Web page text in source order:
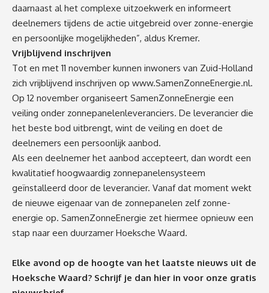
daarnaast al het complexe uitzoekwerk en informeert
deelnemers tijdens de actie uitgebreid over zonne-energie
en persoonlijke mogelijkheden”, aldus Kremer.
Vrijblijvend inschrijven
Tot en met 11 november kunnen inwoners van Zuid-Holland
zich vrijblijvend inschrijven op www.SamenZonneEnergie.nl.
Op 12 november organiseert SamenZonneEnergie een
veiling onder zonnepanelenleveranciers. De leverancier die
het beste bod uitbrengt, wint de veiling en doet de
deelnemers een persoonlijk aanbod.
Als een deelnemer het aanbod accepteert, dan wordt een
kwalitatief hoogwaardig zonnepanelensysteem
geïnstalleerd door de leverancier. Vanaf dat moment wekt
de nieuwe eigenaar van de zonnepanelen zelf zonne-
energie op. SamenZonneEnergie zet hiermee opnieuw een
stap naar een duurzamer Hoeksche Waard.
Elke avond op de hoogte van het laatste nieuws uit de
Hoeksche Waard? Schrijf je dan hier in voor onze gratis